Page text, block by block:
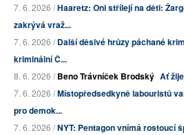
7. 6. 2026 /Haaretz: Oni střílejí na děti:
zakrývá vraž...
7. 6. 2026 /Další děsivé hrůzy páchané
kriminální Č...
8. 6. 2026 /Beno Trávníček Brodský Ať
7. 6. 2026 /Místopředsedkyně labouristů
pro demok...
7. 6. 2026 /NYT: Pentagon vnímá rostoucí